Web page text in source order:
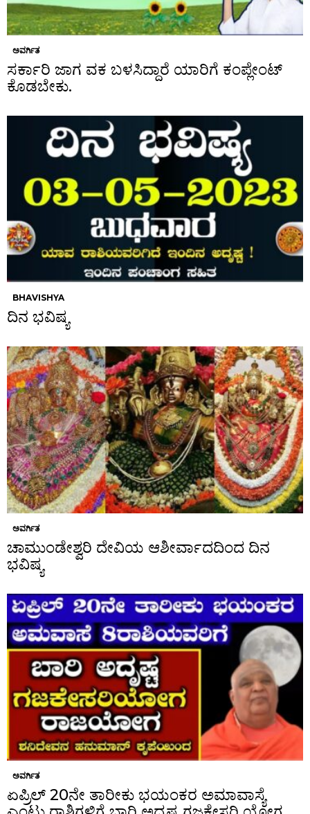
ಅವರ್ಗಿತ
ಸರ್ಕಾರಿ ಜಾಗ ವಕ ಬಳಸಿದ್ದಾರೆ ಯಾರಿಗೆ ಕಂಪ್ಲೇಂಟ್
ಕೊಡಬೇಕು.
BHAVISHYA
ದಿನ ಭವಿಷ್ಯ
ಅವರ್ಗಿತ
ಚಾಮುಂಡೇಶ್ವರಿ ದೇವಿಯ ಆಶೀರ್ವಾದದಿಂದ ದಿನ
ಭವಿಷ್ಯ
ಅವರ್ಗಿತ
ಏಪ್ರಿಲ್ 20ನೇ ತಾರೀಕು ಭಯಂಕರ ಅಮಾವಾಸ್ಯೆ